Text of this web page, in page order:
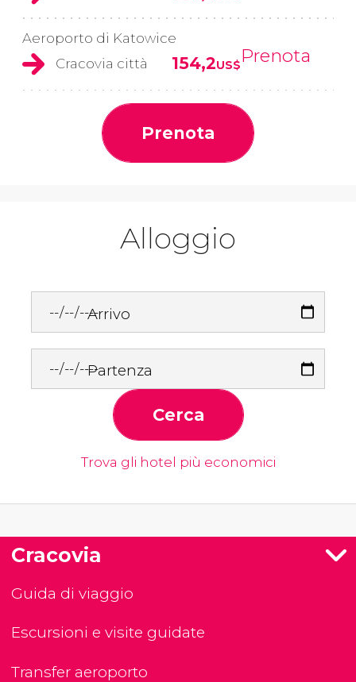
Aeroporto di Katowice
Cracovia città
154,2US$Prenota
Prenota
Alloggio
Arrivo
Partenza
Cerca
Trova gli hotel più economici
Cracovia
Guida di viaggio
Escursioni e visite guidate
Transfer aeroporto